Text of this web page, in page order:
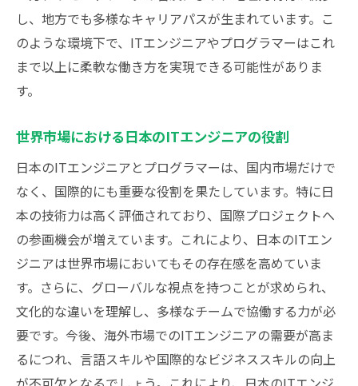
クノロジー
ITエンジニアとプログラマーの割合から分析す
る業界の変化
新興技術企業と伝統的企業の割合分析
業界全体でのスキルミスマッチの考察
デジタルトランスフォーメーションと人材
の割合の関係
未来に向けた持続可能な人材戦略
ITエンジニア プログラマーの需要が増える新技
術の背景
AIと機械学習が牽引する需要の高まり
IoT技術の発展による新たな市場創出
し、地方でも多様なキャリアパスが生まれています。こ
のような環境下で、ITエンジニアやプログラマーはこれ
まで以上に柔軟な働き方を実現できる可能性がありま
す。
世界市場における日本のITエンジニアの役割
日本のITエンジニアとプログラマーは、国内市場だけで
なく、国際的にも重要な役割を果たしています。特に日
本の技術力は高く評価されており、国際プロジェクトへ
の参画機会が増えています。これにより、日本のITエン
ジニアは世界市場においてもその存在感を高めていま
す。さらに、グローバルな視点を持つことが求められ、
文化的な違いを理解し、多様なチームで協働する力が必
要です。今後、海外市場でのITエンジニアの需要が高ま
るにつれ、言語スキルや国際的なビジネススキルの向上